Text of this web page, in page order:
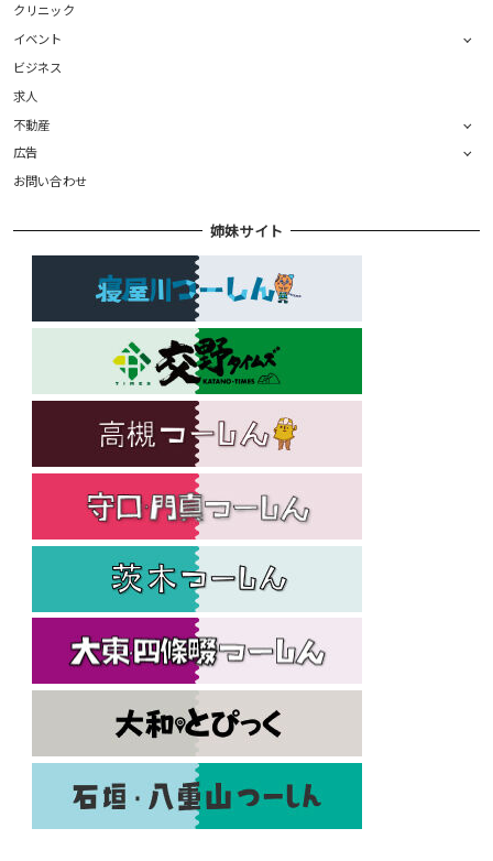
クリニック
イベント
ビジネス
求人
不動産
広告
お問い合わせ
姉妹サイト